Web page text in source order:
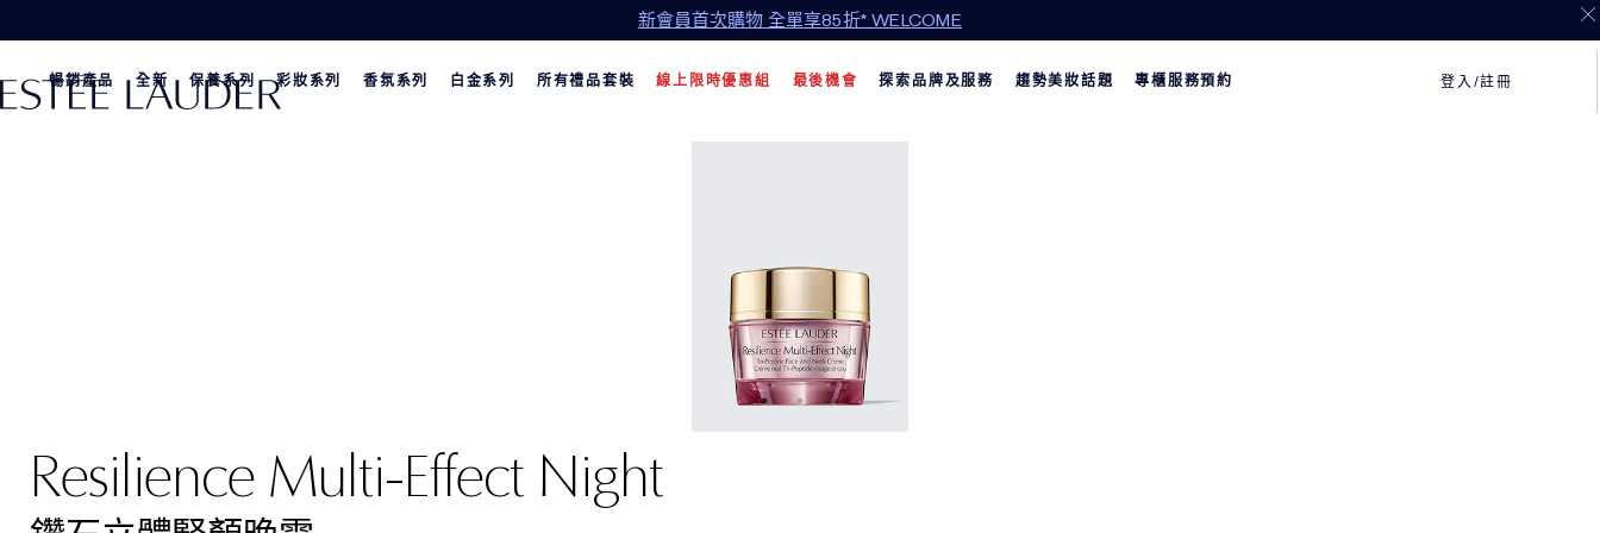
年中清倉限定：精選商品 5 折起
登入/註冊
暢銷產品 全新 保養系列 彩妝系列 香氛系列 白金系列 所有禮品套裝 線上限時優惠組 最後機會 探索品牌及服務 趨勢美妝話題 專櫃服務預約
Resilience Multi-Effect Night